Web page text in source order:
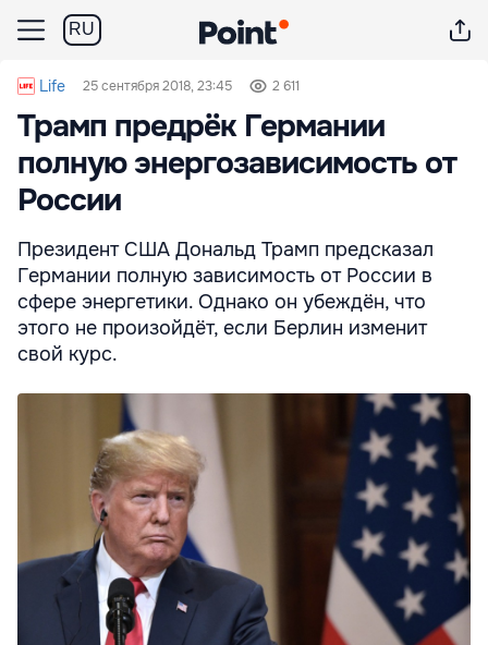
RU
Life 25 сентября 2018, 23:45 2 611
Трамп предрёк Германии
полную энергозависимость от
России
Президент США Дональд Трамп предсказал
Германии полную зависимость от России в
сфере энергетики. Однако он убеждён, что
этого не произойдёт, если Берлин изменит
свой курс.